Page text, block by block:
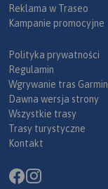
Reklama w Traseo
Kampanie promocyjne
Polityka prywatności
Regulamin
Wgrywanie tras Garmin
Dawna wersja strony
Wszystkie trasy
Trasy turystyczne
Kontakt